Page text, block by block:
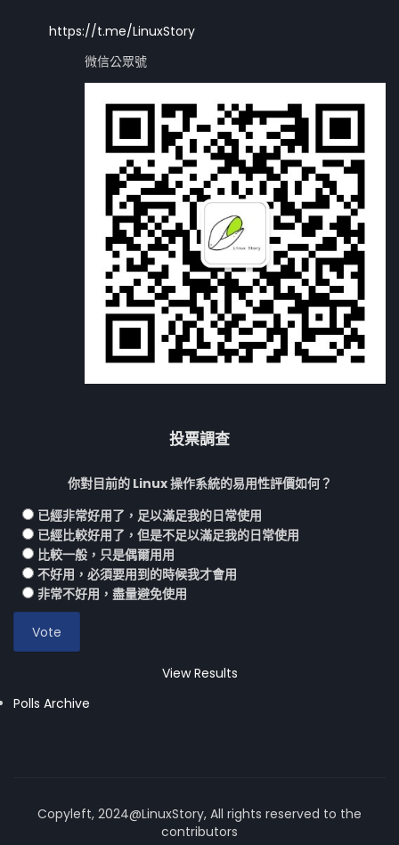
https://t.me/LinuxStory
微信公眾號
投票調查
你對目前的 Linux 操作系統的易用性評價如何？
已經非常好用了，足以滿足我的日常使用
已經比較好用了，但是不足以滿足我的日常使用
比較一般，只是偶爾用用
不好用，必須要用到的時候我才會用
非常不好用，盡量避免使用
View Results
Polls Archive
Copyleft, 2024@LinuxStory, All rights reserved to the
contributors